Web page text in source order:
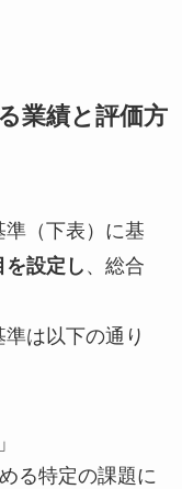
業績と評価方
準（下表）に基
設定し、総合
は以下の通り
る特定の課題に